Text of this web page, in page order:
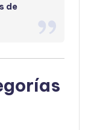
de